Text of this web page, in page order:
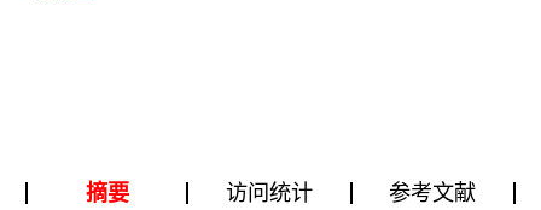
摘要 访问统计
参考文献